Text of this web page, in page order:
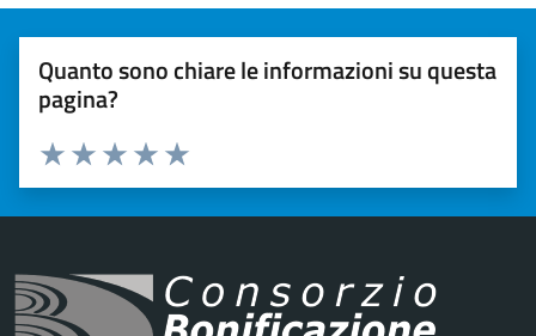
Quanto sono chiare le informazioni su questa
pagina?
Valuta 5 stelle su 5
Valuta 4 stelle su 5
Valuta 3 stelle su 5
Valuta 2 stelle su 5
Valuta 1 stelle su 5